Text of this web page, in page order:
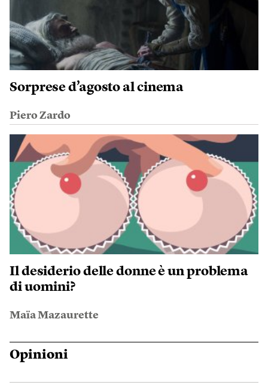
Sorprese d’agosto al cinema
Piero Zardo
Il desiderio delle donne è un problema
di uomini?
Maïa Mazaurette
Opinioni